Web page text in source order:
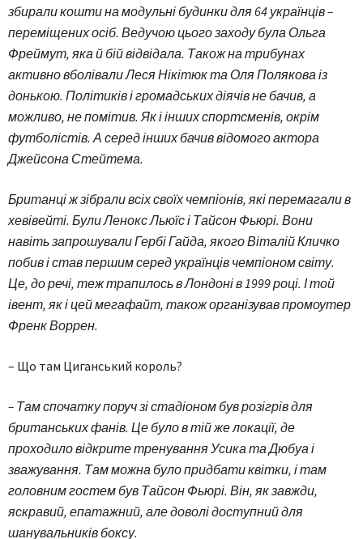
збирали кошти на модульні будинки для 64 українців –
переміщених осіб. Ведучою цього заходу була Ольга
Фреймут, яка й бій відвідала. Також на трибунах
активно вболівали Леся Нікітюк та Оля Полякова із
донькою. Політиків і громадських діячів не бачив, а
можливо, не помітив. Як і інших спортсменів, окрім
футболістів. А серед інших бачив відомого актора
Джейсона Стейтема.
Британці ж зібрали всіх своїх чемпіонів, які перемагали в
хевівейті. Були Ленокс Льюїс і Тайсон Фьюрі. Вони
навіть запрошували Гербі Гайда, якого Віталій Кличко
побив і став першим серед українців чемпіоном світу.
Це, до речі, теж трапилось в Лондоні в 1999 році. І той
івент, як і цей мегафайт, також організував промоутер
Френк Воррен.
– Що там Циганський король?
– Там спочатку поруч зі стадіоном був розігрів для
британських фанів. Це було в тій же локації, де
проходило відкрите тренування Усика та Дюбуа і
зважування. Там можна було придбати квітки, і там
головним гостем був Тайсон Фьюрі. Він, як завжди,
яскравий, епатажний, але доволі доступний для
шанувальників боксу.